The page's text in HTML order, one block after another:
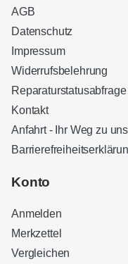
AGB
Datenschutz
Impressum
Widerrufsbelehrung
Reparaturstatusabfrage
Kontakt
Anfahrt - Ihr Weg zu uns
Konto
Anmelden
Merkzettel
Vergleichen